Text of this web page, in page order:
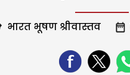
भारत भूषण श्रीवास्तव